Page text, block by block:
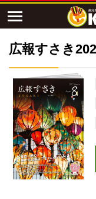
広報すさき